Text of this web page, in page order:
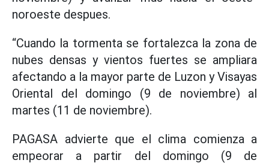
noroeste despues.
“Cuando la tormenta se fortalezca la zona de
nubes densas y vientos fuertes se ampliara
afectando a la mayor parte de Luzon y Visayas
Oriental del domingo (9 de noviembre) al
martes (11 de noviembre).
PAGASA advierte que el clima comienza a
empeorar a partir del domingo (9 de